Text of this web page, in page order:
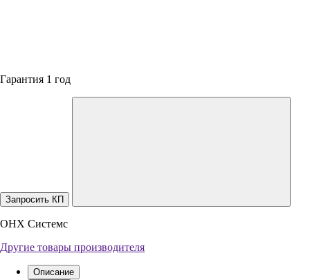
Гарантия 1 год
Запросить КП
ОНХ Системс
Другие товары производителя
Описание